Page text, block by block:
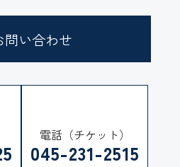
問い合わせ
電話（チケット）
045-231-2515